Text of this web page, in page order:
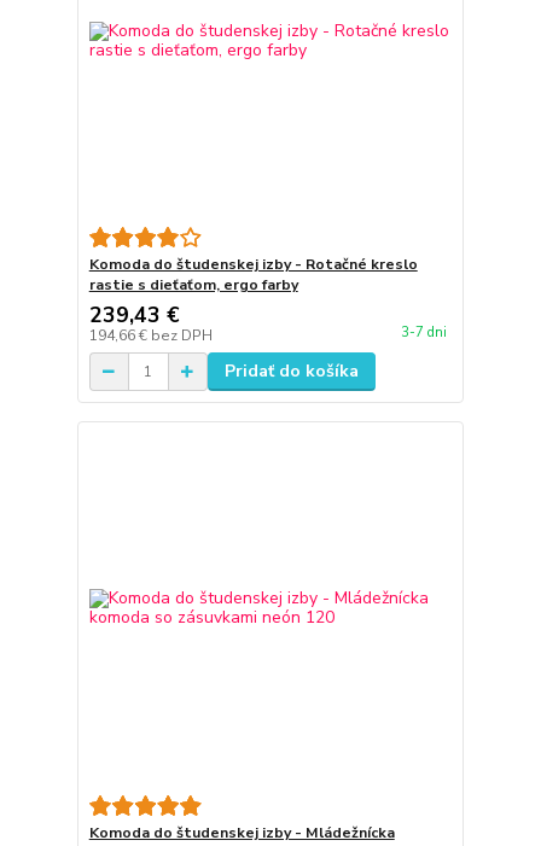
Komoda do študenskej izby - Rotačné kreslo
rastie s dieťaťom, ergo farby
239,43 €
194,66 € bez DPH 3-7 dni
Pridať do košíka
Komoda do študenskej izby - Mládežnícka